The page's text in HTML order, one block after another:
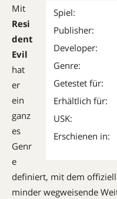
Spiel:
Publisher:
Developer:
Genre:
Getestet für:
Erhältlich für:
USK:
Erschienen in:
Mit
Resi
dent
Evil
hat
er
ein
ganz
es
Genr
e
definiert, mit dem
minder wegweisende